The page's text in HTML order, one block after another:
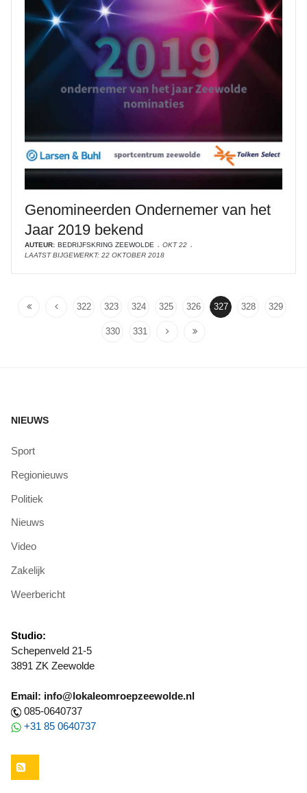
Genomineerden Ondernemer van het
Jaar 2019 bekend
AUTEUR: BEDRIJFSKRING ZEEWOLDE
OKT 22
LAATST BIJGEWERKT: 22 OKTOBER 2018
322 323 324 325 326 327 328 329
330 331
NIEUWS
Sport
Regionieuws
Politiek
Nieuws
Video
Zakelijk
Weerbericht
Studio:
Schepenveld 21-5
3891 ZK Zeewolde
Email: info@lokaleomroepzeewolde.nl
085-0640737
+31 85 0640737